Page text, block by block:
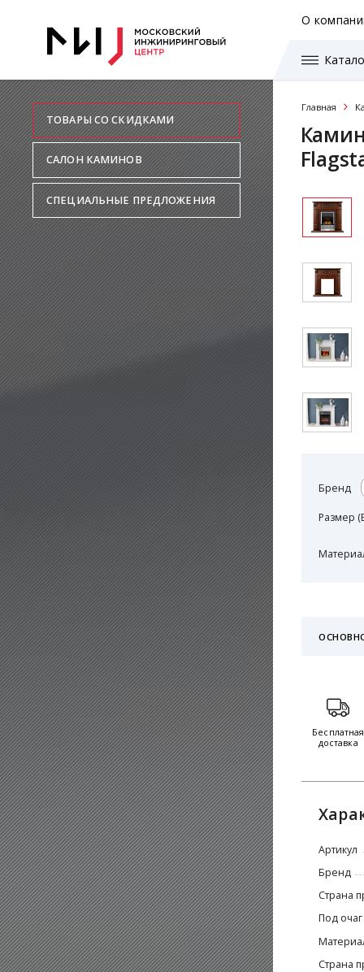
О
ТОВАРЫ СО СКИДКАМИ
САЛОН КАМИНОВ
СПЕЦИАЛЬНЫЕ ПРЕДЛОЖЕНИЯ
Главная
Бренд
Размер
Бесплатная
доставка
Артикул
Бренд
Страна
Под очаг
Страна